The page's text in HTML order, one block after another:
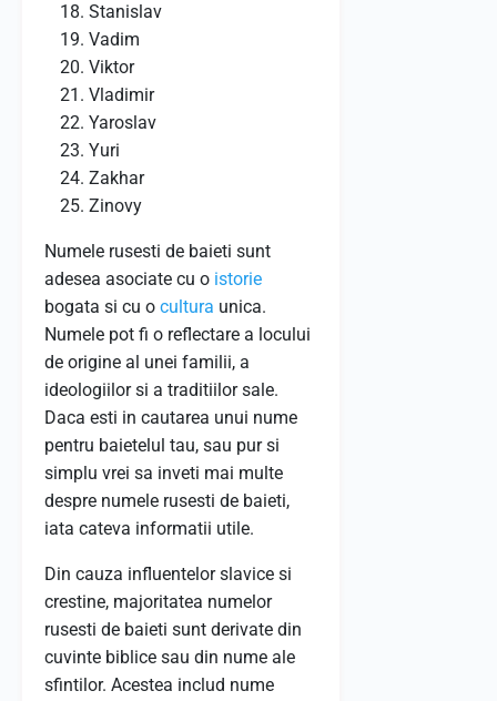
Stanislav
Vadim
Viktor
Vladimir
Yaroslav
Yuri
Zakhar
Zinovy
Numele rusesti de baieti sunt
adesea asociate cu o istorie
bogata si cu o cultura unica.
Numele pot fi o reflectare a locului
de origine al unei familii, a
ideologiilor si a traditiilor sale.
Daca esti in cautarea unui nume
pentru baietelul tau, sau pur si
simplu vrei sa inveti mai multe
despre numele rusesti de baieti,
iata cateva informatii utile.
Din cauza influentelor slavice si
crestine, majoritatea numelor
rusesti de baieti sunt derivate din
cuvinte biblice sau din nume ale
sfintilor. Acestea includ nume